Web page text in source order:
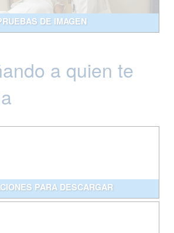
DE IMAGEN
a quien te
PARA DESCARGAR